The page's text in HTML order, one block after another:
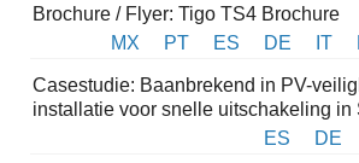
Brochure / Flyer: Tigo TS4 Brochure
MX
PT ES DE IT
Casestudie: Baanbrekend in PV-
installatie voor snelle uitschakeling in
ES
DE